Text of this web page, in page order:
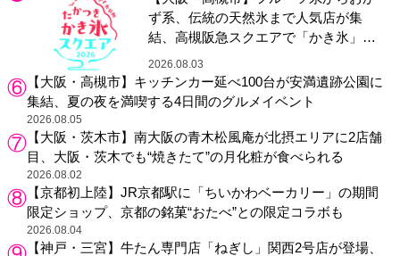
ず系、伝統の天然氷まで人気店が集
結、高槻阪急スクエアで「かき氷」祭
り
2026.08.03
【大阪・高槻市】キッチンカー延べ100台が安満遺跡公園に
集結、夏の夜を満喫する4日間のグルメイベント
2026.08.05
【大阪・茨木市】南大阪の青木松風庵が北摂エリアに2店舗
目、大阪・茨木でも“焼きたて”の月化粧が食べられる
2026.08.02
【京都初上陸】JR京都駅に「ちいかわベーカリー」の期間
限定ショップ、京都の銘菓“おたべ”との限定コラボも
2026.08.04
【神戸・三宮】牛たん専門店「ねぎし」関西2号店が登場、